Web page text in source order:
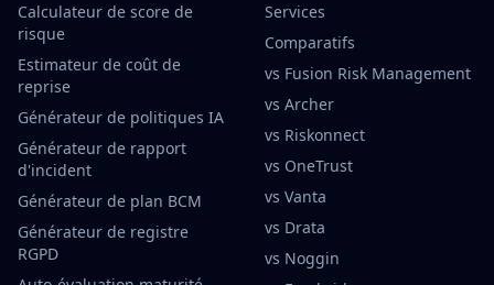
Calculateur de score de
risque
Estimateur de coût de
reprise
Générateur de politiques IA
Générateur de rapport
d'incident
Générateur de plan BCM
Générateur de registre
RGPD
Services
Comparatifs
vs Fusion Risk Management
vs Archer
vs Riskonnect
vs OneTrust
vs Vanta
vs Drata
vs Noggin